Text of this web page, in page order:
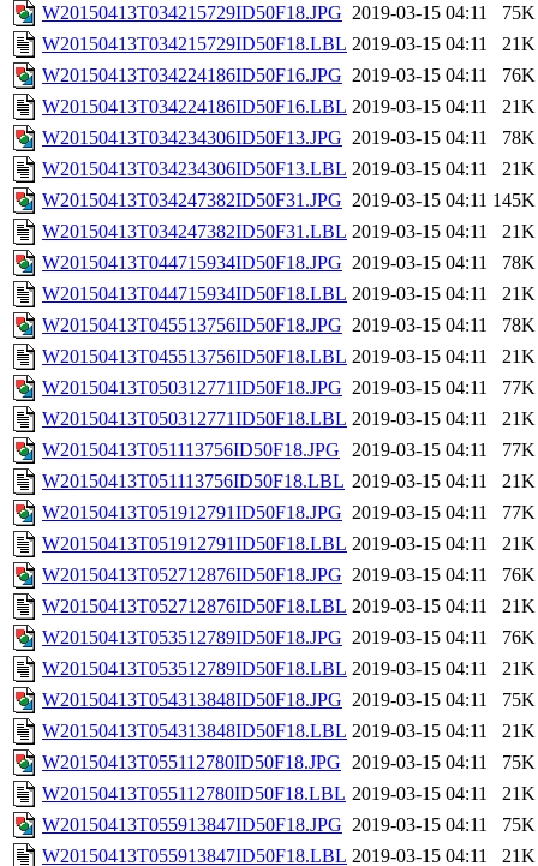
W20150413T034215729ID50F18.JPG 2019-03-15 04:11
75K
W20150413T034215729ID50F18.LBL 2019-03-15 04:11
21K
W20150413T034224186ID50F16.JPG 2019-03-15 04:11
76K
W20150413T034224186ID50F16.LBL 2019-03-15 04:11
21K
W20150413T034234306ID50F13.JPG 2019-03-15 04:11
78K
W20150413T034234306ID50F13.LBL 2019-03-15 04:11
21K
W20150413T034247382ID50F31.JPG 2019-03-15 04:11 145K
W20150413T034247382ID50F31.LBL 2019-03-15 04:11
21K
W20150413T044715934ID50F18.JPG 2019-03-15 04:11
78K
W20150413T044715934ID50F18.LBL 2019-03-15 04:11
21K
W20150413T045513756ID50F18.JPG 2019-03-15 04:11
78K
W20150413T045513756ID50F18.LBL 2019-03-15 04:11
21K
W20150413T050312771ID50F18.JPG 2019-03-15 04:11
77K
W20150413T050312771ID50F18.LBL 2019-03-15 04:11
21K
W20150413T051113756ID50F18.JPG
2019-03-15 04:11
77K
W20150413T051113756ID50F18.LBL 2019-03-15 04:11
21K
W20150413T051912791ID50F18.JPG 2019-03-15 04:11
77K
W20150413T051912791ID50F18.LBL 2019-03-15 04:11
21K
W20150413T052712876ID50F18.JPG 2019-03-15 04:11
76K
W20150413T052712876ID50F18.LBL 2019-03-15 04:11
21K
W20150413T053512789ID50F18.JPG 2019-03-15 04:11
76K
W20150413T053512789ID50F18.LBL 2019-03-15 04:11
21K
W20150413T054313848ID50F18.JPG 2019-03-15 04:11
75K
W20150413T054313848ID50F18.LBL 2019-03-15 04:11
21K
W20150413T055112780ID50F18.JPG 2019-03-15 04:11
75K
W20150413T055112780ID50F18.LBL 2019-03-15 04:11
21K
W20150413T055913847ID50F18.JPG 2019-03-15 04:11
75K
W20150413T055913847ID50F18.LBL 2019-03-15 04:11
21K